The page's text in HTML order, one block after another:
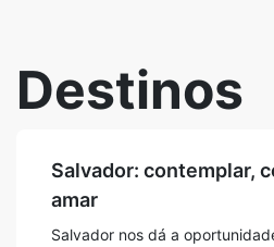
Destinos
Salvador: contemplar,
amar
Salvador nos dá a